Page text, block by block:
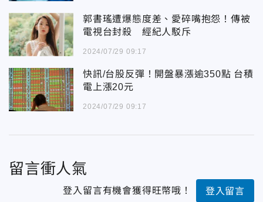
郭書瑤遭爆態度差、愛碎嘴抱怨！傳被
電視台封殺 經紀人駁斥
2024/07/29 09:17
快訊/台股反彈！開盤暴漲逾350點 台積
電上漲20元
2024/07/29 09:17
留言衝人氣
登入留言有機會獲得旺幣哦！ 登入留言